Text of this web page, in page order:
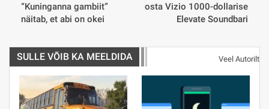
“Kuninganna gambiit”
näitab, et abi on okei
osta Vizio 1000-dollarise
Elevate Soundbari
SULLE VÕIB KA MEELDIDA Veel Autorilt